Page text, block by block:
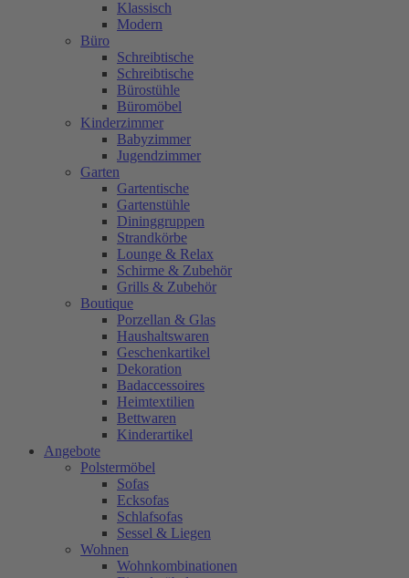
Klassisch
Modern
Büro
Schreibtische
Schreibtische
Bürostühle
Büromöbel
Kinderzimmer
Babyzimmer
Jugendzimmer
Garten
Gartentische
Gartenstühle
Dininggruppen
Strandkörbe
Lounge & Relax
Schirme & Zubehör
Grills & Zubehör
Boutique
Porzellan & Glas
Haushaltswaren
Geschenkartikel
Dekoration
Badaccessoires
Heimtextilien
Bettwaren
Kinderartikel
Angebote
Polstermöbel
Sofas
Ecksofas
Schlafsofas
Sessel & Liegen
Wohnen
Wohnkombinationen